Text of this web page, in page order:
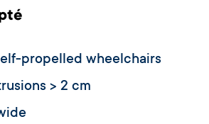
propelled wheelchairs
> 2 cm